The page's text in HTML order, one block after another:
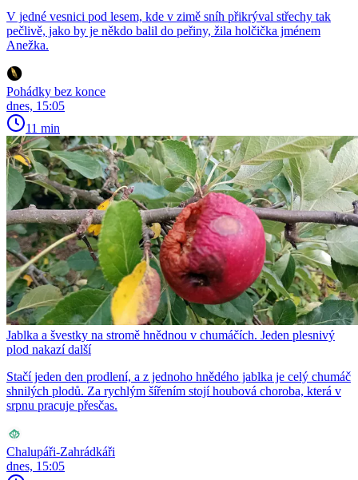
V jedné vesnici pod lesem, kde v zimě sníh přikrýval střechy tak
pečlivě, jako by je někdo balil do peřiny, žila holčička jménem
Anežka.
Pohádky bez konce
dnes, 15:05
11 min
Jablka a švestky na stromě hnědnou v chumáčích. Jeden plesnivý
plod nakazí další
Stačí jeden den prodlení, a z jednoho hnědého jablka je celý chumáč
shnilých plodů. Za rychlým šířením stojí houbová choroba, která v
srpnu pracuje přesčas.
Chalupáři-Zahrádkáři
dnes, 15:05